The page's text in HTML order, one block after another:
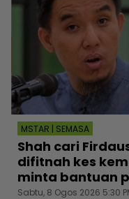
MSTAR | SEMASA
Shah cari
difitnah kes
minta bantuan
Sabtu, 8 Ogos 2026 5:30